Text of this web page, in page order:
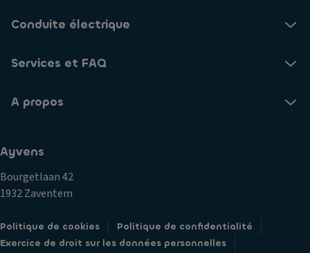
Conduite électrique
Services et FAQ
A propos
Ayvens
Bourgetlaan 42
1932 Zaventem
Politique de cookies
Politique de confidentialité
Exercice de droit sur les données personnelles